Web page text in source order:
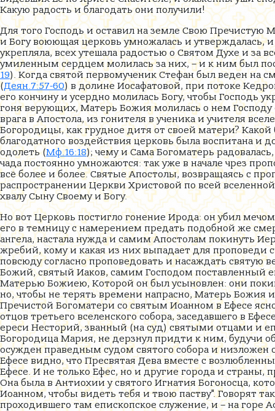
Какую радость и благодать они получили!
Для того Господь и оставил на земле Свою
и Богу воюющая церковь умножалась и утверждалась,
укрепляла, всех утешала радостью о Святом Духе и
умиленным сердцем молилась за них, – и к ним был
19). Когда святой первомученик Стефан был веден на
(Деян.7:57-60) в долине Иосафатовой, при потоке
его кончину и усердно молилась Богу, чтобы Господь
гоня верующих, Матерь Божия молилась о нем Господу
врага в Апостола, из гонителя в ученика и учителя
Богородицы, как грудное дитя от своей матери? Какой
благодатного воздействия церковь была воспитана и
одолеть (Мф.16:18); чему и Сама Богоматерь
чада постоянно умножаются: так уже в начале чрез
всё более и более. Святые Апостолы, возвращаясь с
распространении Церкви Христовой по всей
хвалу Сыну Своему и Богу.
Но вот Церковь постигло гонение Ирода: он убил
его в темницу с намерением предать подобной же
ангела, настала нужда и самим Апостолам покинуть
жребий, кому и какая из них выпадает для проповеди
повсюду согласно проповедовать и насаждать святую
Божий, святый Иаков, самим Господом поставленный
Матерью Божиею, Которой он был усыновлен: они
но, чтобы не терять времени напрасно, Матерь Божия
Пречистой Богоматери со святым Иоанном в Ефесе
отцов третьего вселенского собора, заседавшего в
ереси Несторий, званный (на суд) святыми отцами и
Богородица Мария, не дерзнул придти к ним, будучи
осужден праведным судом святого собора и низложен
Ефесе видно, что Пресвятая Дева вместе с
Ефесе. И не только Ефес, но и другие города и
Она была в Антиохии у святого Игнатия Богоносца,
Иоанном, чтобы видеть тебя и твою паству". Говорят
проходившего там епископское служение, и – на горе